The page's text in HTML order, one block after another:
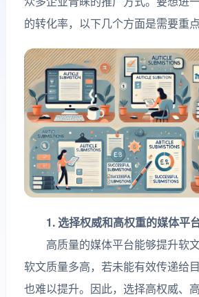
的转化率，以下几个方面是需要重点
1. 选择权威和高权重的媒体平
高质量的媒体平台能够提升软
软文质量多高，若未能有效传递给
也难以提升。因此，选择高权威、